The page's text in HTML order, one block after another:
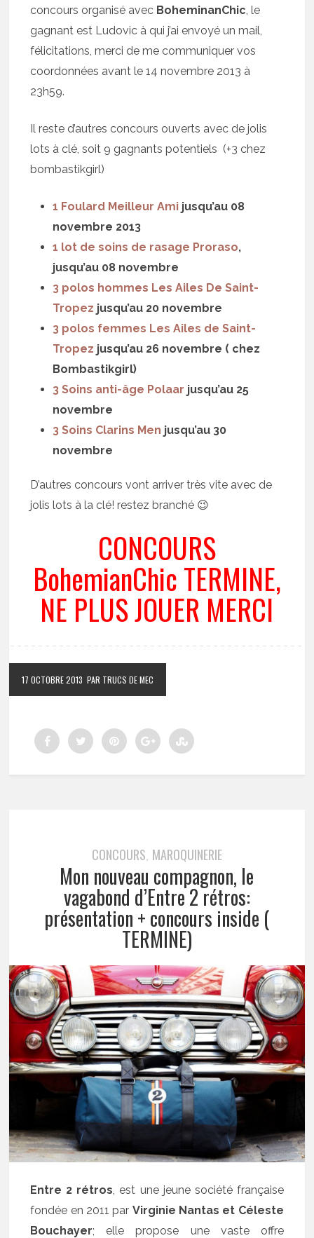
concours organisé avec BoheminanChic, le
gagnant est Ludovic à qui j’ai envoyé un mail,
félicitations, merci de me communiquer vos
coordonnées avant le 14 novembre 2013 à
23h59.
Il reste d’autres concours ouverts avec de jolis
lots à clé, soit 9 gagnants potentiels (+3 chez
bombastikgirl)
1 Foulard Meilleur Ami jusqu’au 08
novembre 2013
1 lot de soins de rasage Proraso,
jusqu’au 08 novembre
3 polos hommes Les Ailes De Saint-
Tropez jusqu’au 20 novembre
3 polos femmes Les Ailes de Saint-
Tropez jusqu’au 26 novembre ( chez
Bombastikgirl)
3 Soins anti-âge Polaar jusqu’au 25
novembre
3 Soins Clarins Men jusqu’au 30
novembre
D’autres concours vont arriver très vite avec de
jolis lots à la clé! restez branché 😉
CONCOURS
BohemianChic TERMINE,
NE PLUS JOUER MERCI
17 OCTOBRE 2013 PAR TRUCS DE MEC
CONCOURS, MAROQUINERIE
Mon nouveau compagnon, le
vagabond d’Entre 2 rétros:
présentation + concours inside (
TERMINE)
Entre 2 rétros, est une jeune société française
fondée en 2011 par Virginie Nantas et Céleste
Bouchayer; elle propose une vaste offre